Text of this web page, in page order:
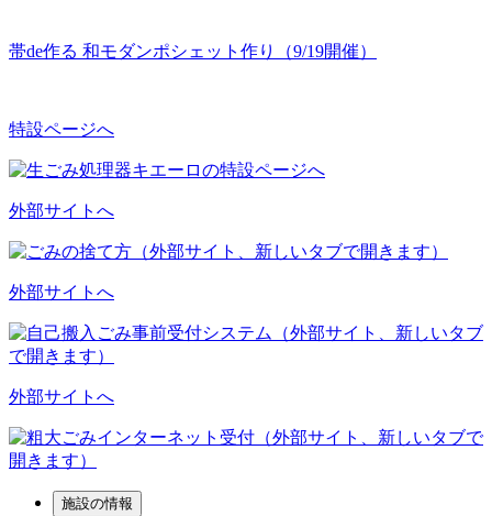
帯de作る 和モダンポシェット作り（9/19開催）
特設ページへ
外部サイトへ
外部サイトへ
外部サイトへ
施設の情報